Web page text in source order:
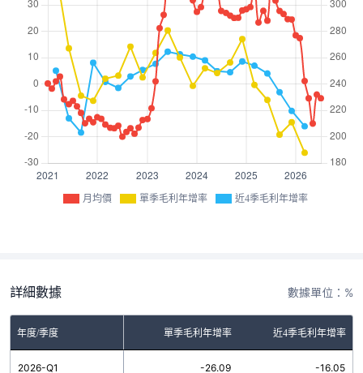
月均價 單季毛利年增率 近4季毛利年增率
詳細數據 數據單位：%
年度/季度 單季毛利年增率 近4季毛利年增率
2026-Q1 -26.09 -16.05